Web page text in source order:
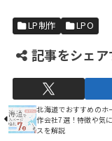
LP制作 LPO
記事をシェア
北海道でおすすめのホ
作会社7選！特徴や気
スを解説